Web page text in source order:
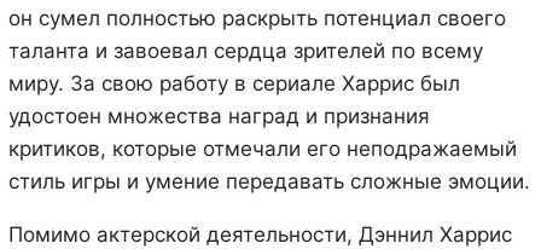
он сумел полностью раскрыть потенциал своего
таланта и завоевал сердца зрителей по всему
миру. За свою работу в сериале Харрис был
удостоен множества наград и признания
критиков, которые отмечали его неподражаемый
стиль игры и умение передавать сложные эмоции.
Помимо актерской деятельности, Дэннил Харрис